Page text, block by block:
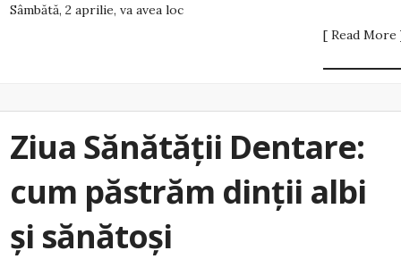
Sâmbătă, 2 aprilie, va avea loc
[ Read More
Ziua Sănătății Dentare:
cum păstrăm dinții albi
și sănătoși